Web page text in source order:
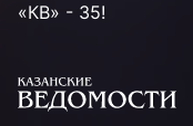
«КВ» - 35!